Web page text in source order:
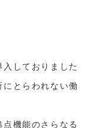
しておりました
とらわれない働
機能のさらなる